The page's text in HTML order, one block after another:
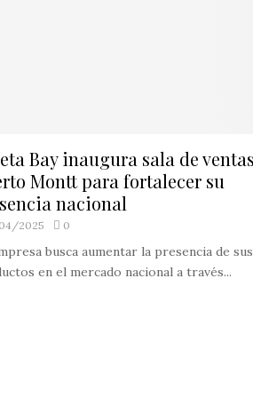
Bay inaugura sala de
Montt para fortalecer su
nacional
2025 0
busca aumentar la presencia de sus
en el mercado nacional a través...